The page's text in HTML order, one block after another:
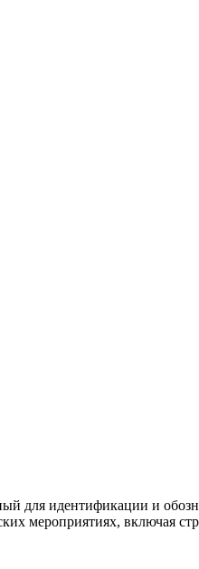
для идентификации и
мероприятиях, включая